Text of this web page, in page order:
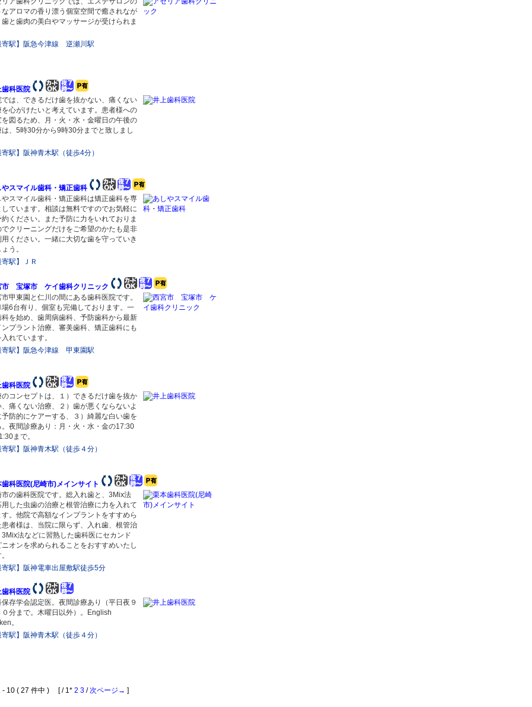
なアロマの香り漂う個室空間で癒されなが
歯と歯肉の美白やマッサージが受けられま
寄駅】阪急今津線 逆瀬川駅
歯科医院
では、できるだけ歯を抜かない、痛くない
を心がけたいと考えています。患者様への
を図るため、月・火・水・金曜日の午後の
は、5時30分から9時30分までと致しまし
寄駅】阪神青木駅（徒歩4分）
やスマイル歯科・矯正歯科
やスマイル歯科・矯正歯科は矯正歯科を専
しています。相談は無料ですのでお気軽に
約ください。また予防に力をいれておりま
でクリーニングだけをご希望のかたも是非
用ください。一緒に大切な歯を守っていき
う。
寄駅】ＪＲ
市 宝塚市 ケイ歯科クリニック
甲東園と仁川の間にある歯科医院です。
場6台有り、個室も完備しております。一
科を始め、歯周病歯科、予防歯科から最新
ンプラント治療、審美歯科、矯正歯科にも
れています。
寄駅】阪急今津線 甲東園駅
歯科医院
のコンセプトは、１）できるだけ歯を抜か
、痛くない治療、２）歯が悪くならないよ
予防的にケアーする、３）綺麗な白い歯を
。夜間診療あり：月・火・水・金の17:30
まで。
寄駅】阪神青木駅（徒歩４分）
歯科医院(尼崎市)メインサイト
市の歯科医院です。総入れ歯と、3Mix法
用した虫歯の治療と根管治療に力を入れて
す。他院で高額なインプラントをすすめら
患者様は、当院に限らず、入れ歯、根管治
3Mix法などに習熟した歯科医にセカンド
ニオンを求められることをおすすめいたし
寄駅】阪神電車出屋敷駅徒歩5分
歯科医院
保存学会認定医。夜間診療あり（平日夜９
０分まで。木曜日以外）。English
。
寄駅】阪神青木駅（徒歩４分）
10 ( 27 件中 ) [ / 1* 2 3 / 次ページ→ ]